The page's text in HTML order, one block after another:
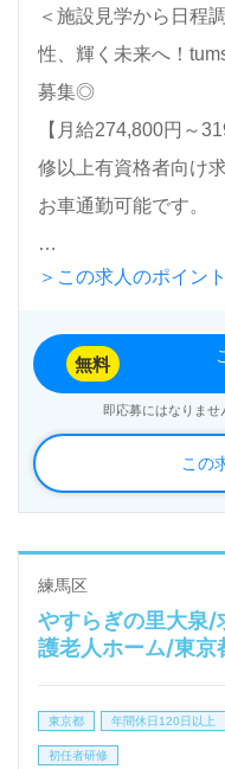
【同時募集：あなた
＊募集職種：介護職
全国展開！ご希望エ
えください。お問い
ブ介護】＊求人情報
LINE、メール、お電
わせ/ご相談可能です
公開求人も取扱いあ
＜施設見学から日程
性、輝く未来へ！
募集◎
【月給274,800円～
修以上有資格者向け
お車通勤可能です。
入居定員108名（ユ
部：千葉県船橋市）
県、千葉県を中心に
護、高齢者施設、保
ループスローガンは
療×リハビリ×介護の
様です。
◎介護職を通じてや
む！＜ウィルオブ介
看護助手や介護職経
＞この求人のポイン
この
無料
即応募にはなりま
練馬区
やすらぎの里大泉
護老人ホーム/東京
東京都 年間休日120日以上
初任者研修